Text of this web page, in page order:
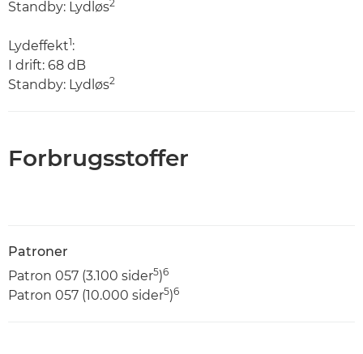
Standby: Lydløs2
Lydeffekt1:
I drift: 68 dB
Standby: Lydløs2
Forbrugsstoffer
Patroner
Patron 057 (3.100 sider5)6
Patron 057 (10.000 sider5)6